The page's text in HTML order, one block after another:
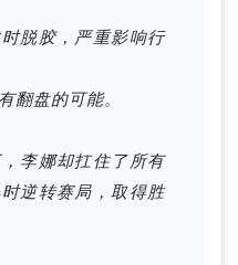
脱胶，严重影响行
翻盘的可能。
李娜却扛住了所有
逆转赛局，取得胜